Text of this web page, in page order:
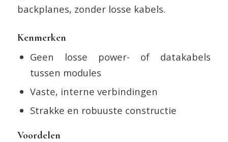
backplanes, zonder losse kabels.
Kenmerken
Geen losse power- of datakabels
tussen modules
Vaste, interne verbindingen
Strakke en robuuste constructie
Voordelen